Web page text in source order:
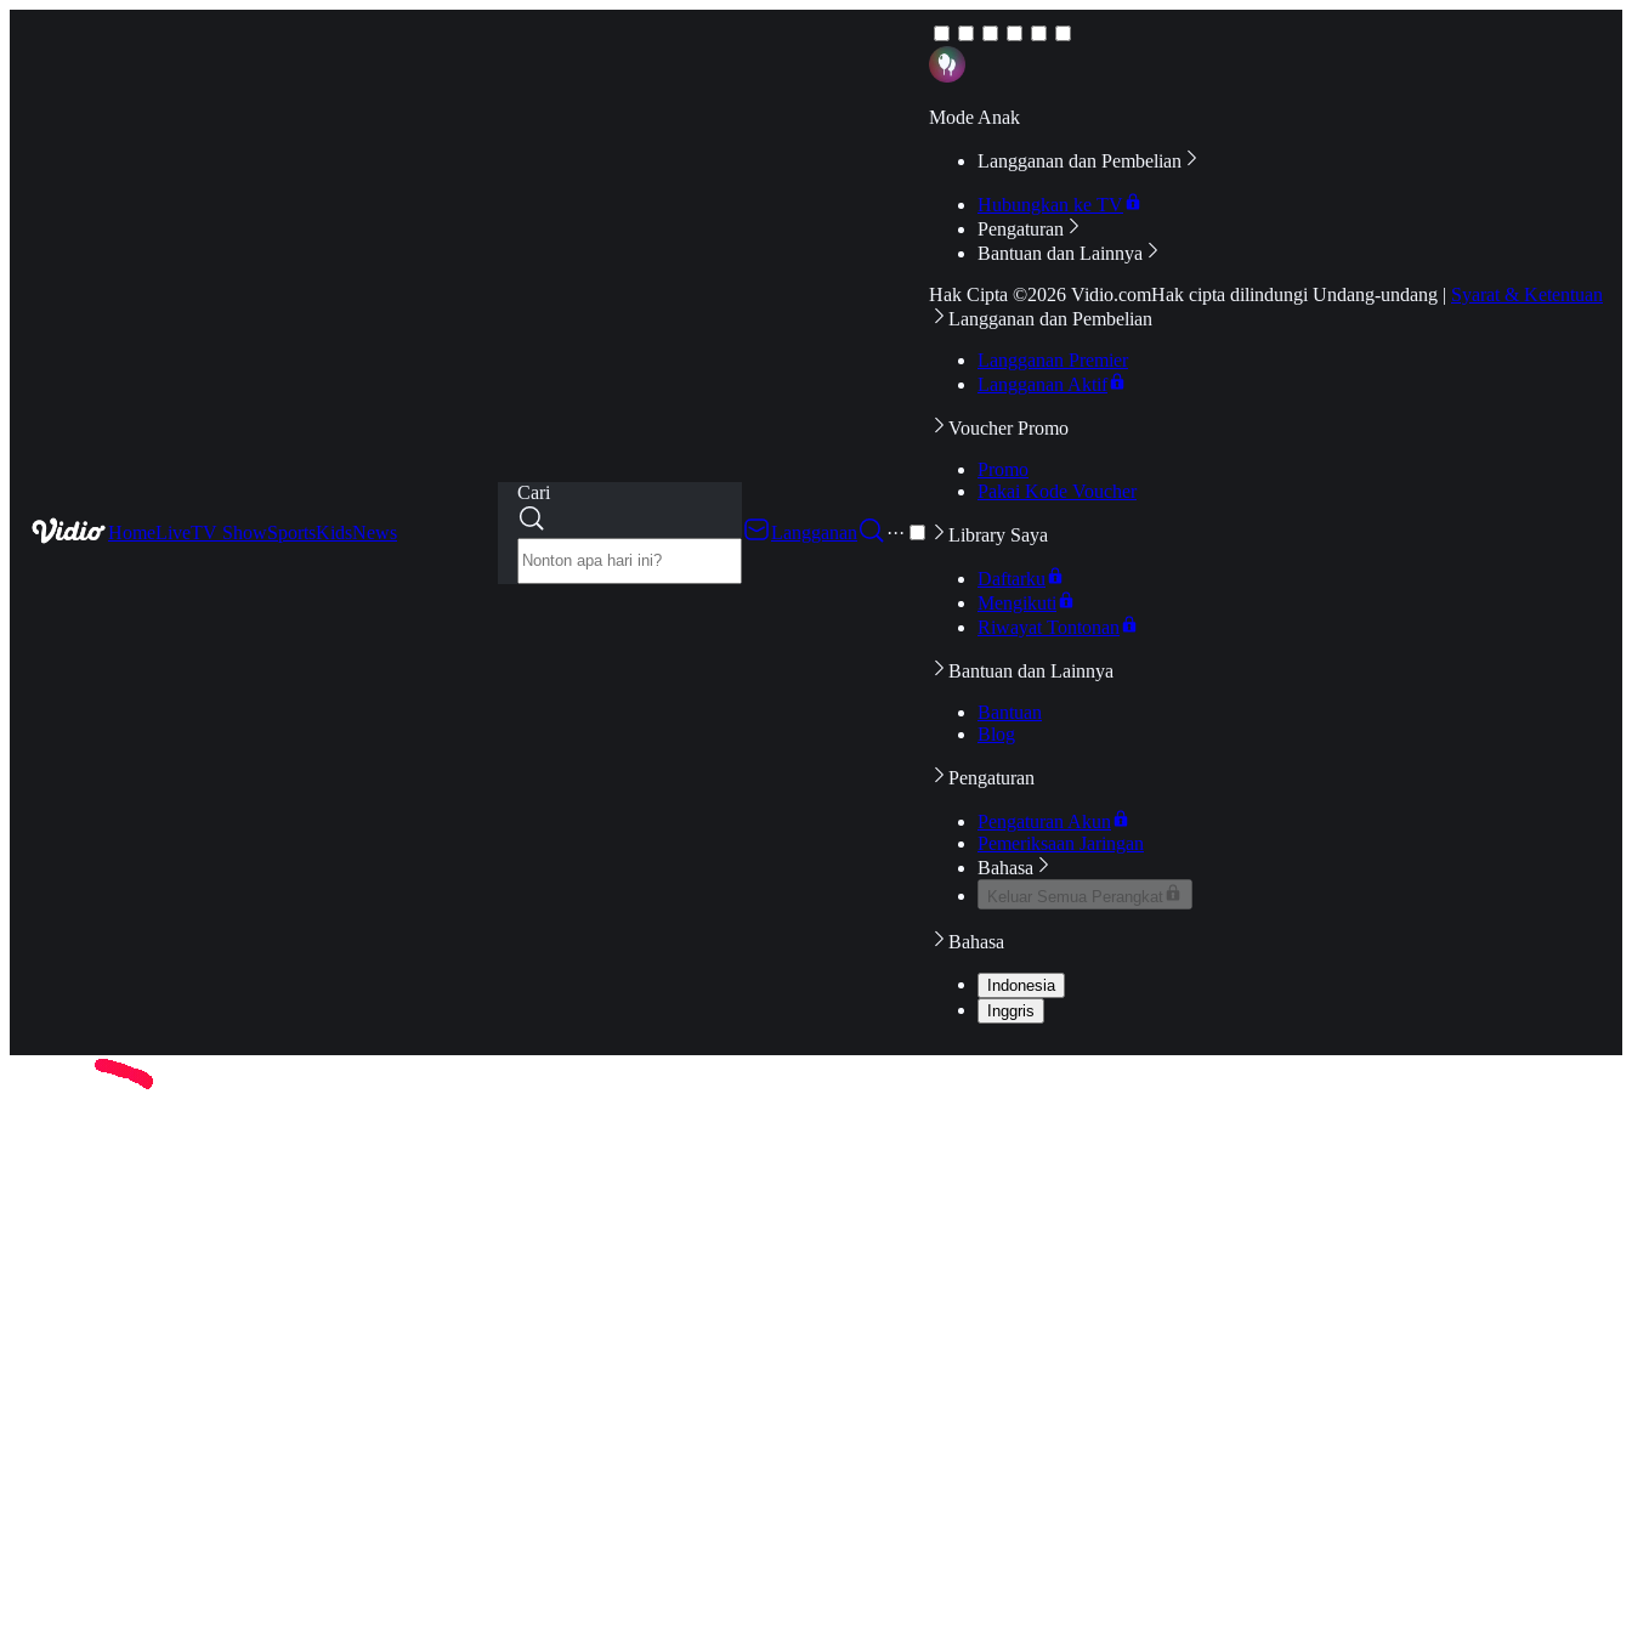
HomeLiveTV ShowSportsKidsNews
Cari
Langganan
···
Mode Anak
Langganan dan Pembelian
Hubungkan ke TV
Pengaturan
Bantuan dan Lainnya
Hak Cipta ©2026 Vidio.comHak cipta dilindungi Undang-undang | Syarat & Ketentuan
Langganan dan Pembelian
Langganan Premier
Langganan Aktif
Voucher Promo
Promo
Pakai Kode Voucher
Library Saya
Daftarku
Mengikuti
Riwayat Tontonan
Bantuan dan Lainnya
Bantuan
Blog
Pengaturan
Pengaturan Akun
Pemeriksaan Jaringan
Bahasa
Keluar Semua Perangkat
Bahasa
Indonesia
Inggris